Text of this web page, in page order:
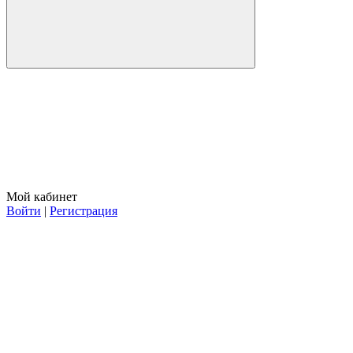
Мой кабинет
Войти | Регистрация